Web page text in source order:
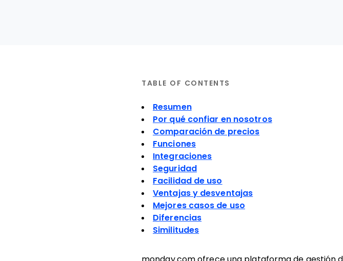
TABLE OF CONTENTS
Resumen
Por qué confiar en nosotros
Comparación de precios
Funciones
Integraciones
Seguridad
Facilidad de uso
Ventajas y desventajas
Mejores casos de uso
Diferencias
Similitudes
monday.com ofrece una plataforma de gestión